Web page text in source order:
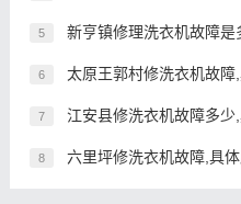
5 新亨镇修理洗衣机故障
6 太原王郭村修洗衣机故
7 江安县修洗衣机故障多
8 六里坪修洗衣机故障,具